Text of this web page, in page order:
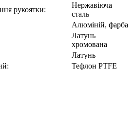
рукоятки:
Нержавіюча
сталь
Алюміній, фарба
Латунь
хромована
Латунь
Тефлон PTFE